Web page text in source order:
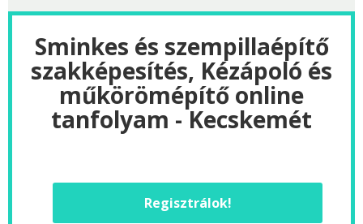
Sminkes és szempillaépítő
szakképesítés, Kézápoló és
műkörömépítő online
tanfolyam - Kecskemét
Regisztrálok!